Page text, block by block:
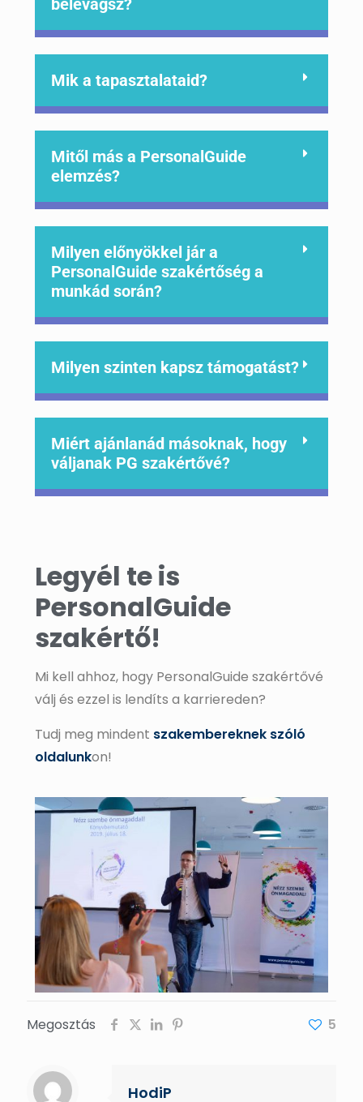
Mik a tapasztalataid?
Mitől más a PersonalGuide
elemzés?
Milyen előnyökkel jár a
PersonalGuide szakértőség a
munkád során?
Milyen szinten kapsz támogatást?
Miért ajánlanád másoknak, hogy
váljanak PG szakértővé?
Legyél te is
PersonalGuide
szakértő!
Mi kell ahhoz, hogy PersonalGuide szakértővé
válj és ezzel is lendíts a karriereden?
Tudj meg mindent szakembereknek szóló
oldalunkon!
Megosztás 5
HodiP